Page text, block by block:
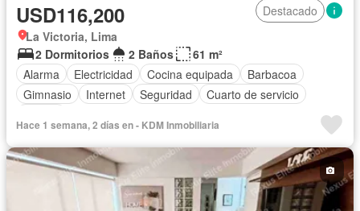
USD116,200
Destacado
La Victoria, Lima
2 Dormitorios
2 Baños
61 m²
Alarma
Electricidad Cocina equipada
Barbacoa
Gimnasio
Internet Seguridad
Cuarto de servicio
Hace 1 semana, 2 días en - KDM Inmobiliaria